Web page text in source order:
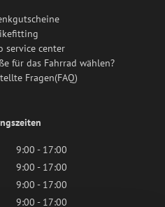
service center
für das Fahrrad wählen?
Fragen(FAQ)
9:00 - 17:00
9:00 - 17:00
9:00 - 17:00
9:00 - 17:00